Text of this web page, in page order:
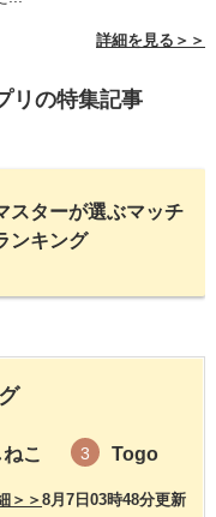
詳細を見る＞＞
リの特集記事
スターが選ぶマッチ
ンキング
こ 3 Togo
8月7日03時48分更新
＞＞